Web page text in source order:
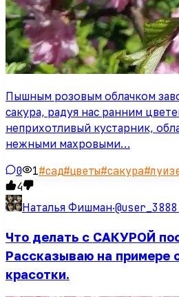
Пышным розовым облачком
сакура, радуя нас ранним
неприхотливый кустарник,
нежными махровыми…
0 1#сад#цветы#сакура#
4
Наталья Фишман·
Что делать с САКУРОЙ
Рассказываю на примере
красотки.